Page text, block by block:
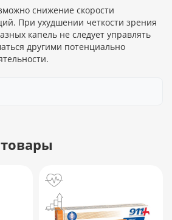
снижение скорости
При ухудшении четкости зрения
капель не следует управлять
другими потенциально